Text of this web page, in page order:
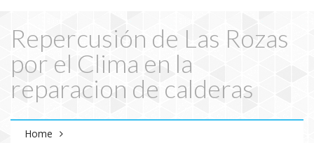
Repercusión de Las Rozas
por el Clima en la
reparacion de calderas
Home